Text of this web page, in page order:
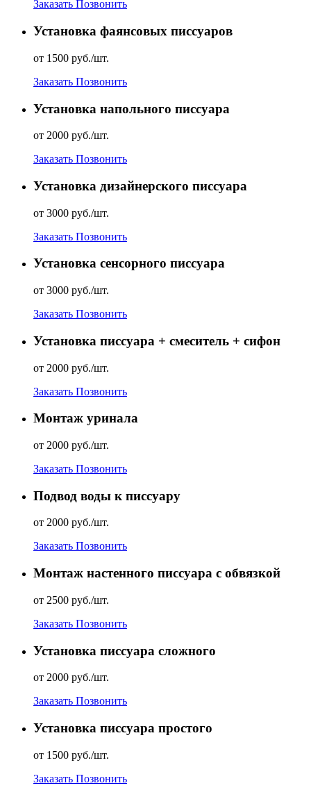
Заказать Позвонить
Установка фаянсовых писсуаров
от 1500 руб./шт.
Заказать Позвонить
Установка напольного писсуара
от 2000 руб./шт.
Заказать Позвонить
Установка дизайнерского писсуара
от 3000 руб./шт.
Заказать Позвонить
Установка сенсорного писсуара
от 3000 руб./шт.
Заказать Позвонить
Установка писсуара + смеситель + сифон
от 2000 руб./шт.
Заказать Позвонить
Монтаж уринала
от 2000 руб./шт.
Заказать Позвонить
Подвод воды к писсуару
от 2000 руб./шт.
Заказать Позвонить
Монтаж настенного писсуара с обвязкой
от 2500 руб./шт.
Заказать Позвонить
Установка писсуара сложного
от 2000 руб./шт.
Заказать Позвонить
Установка писсуара простого
от 1500 руб./шт.
Заказать Позвонить